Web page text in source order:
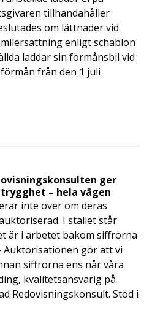
tillhandahåller
om lättnader vid
enligt schablon
laddar sin förmånsbil vid
från den 1 juli
ger
– hela vägen
inte över om deras
I stället står
är i arbetet bakom siffrorna
Auktorisationen gör att vi
siffrorna ens når våra
kvalitetsansvarig på
Redovisningskonsult. Stöd i